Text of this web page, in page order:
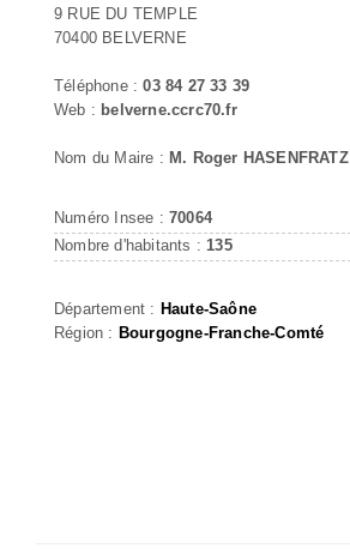
9 RUE DU TEMPLE
70400 BELVERNE
Téléphone :03 84 27 33 39
Web : belverne.ccrc70.fr
Nom du Maire : M. Roger HASENFRATZ
Numéro Insee : 70064
Nombre d'habitants : 135
Département : Haute-Saône
Région : Bourgogne-Franche-Comté